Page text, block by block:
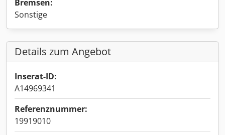
Bremsen:
Sonstige
Details zum Angebot
Inserat-ID:
A14969341
Referenznummer:
19919010